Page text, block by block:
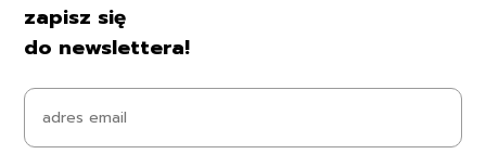
zapisz się
do newslettera!